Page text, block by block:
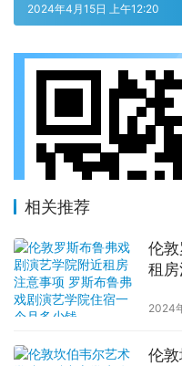
2024年4月15日 上午12:20
相关推荐
伦
租
2024
伦